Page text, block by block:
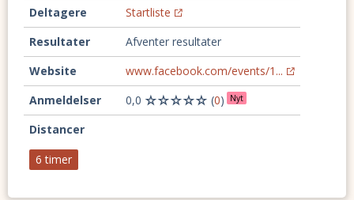
Deltagere
Startliste
Resultater
Afventer resultater
Website
www.facebook.com/events/1...
Anmeldelser
0,0 (0) Nyt
Distancer
6 timer